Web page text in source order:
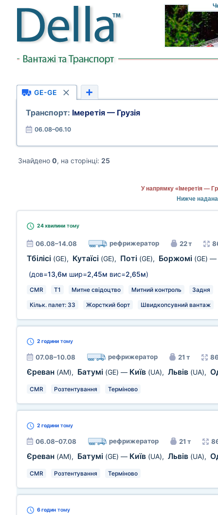
GE-GE
Транспорт: Імеретія — Грузія
06.08–06.10
Знайдено 0, на сторінці: 25
У напрямку «Імеретія —
Нижче надана
24 хвилини тому
06.08–14.08 рефрижератор 22 т
Тбілісі (GE), Кутаїсі (GE), Поті (GE), Боржомі (GE) —
(дов=13,6м шир=2,45м вис=2,65м)
CMR T1 Митне свідоцтво Митний контроль Задня
Кільк. палет: 33 Жорсткий борт Швидкопсувний вантаж
2 години тому
07.08–10.08 рефрижератор 21 т
Єреван (AM), Батумі (GE) — Київ (UA), Львів (UA),
CMR Розтентування Терміново
2 години тому
06.08–07.08 рефрижератор 21 т
Єреван (AM), Батумі (GE) — Київ (UA), Львів (UA),
CMR Розтентування Терміново
6 годин тому